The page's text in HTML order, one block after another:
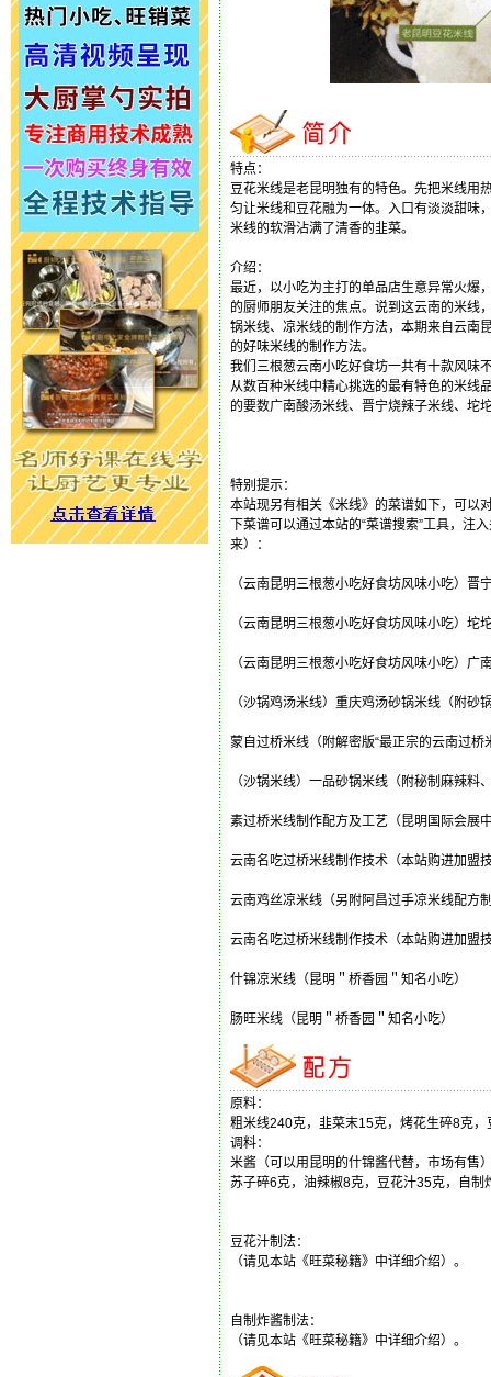
特点：
豆花米线是老昆明独有的特色。先把米线用
匀让米线和豆花融为一体。入口有淡淡甜味
米线的软滑沾满了清香的韭菜。
介绍：
最近，以小吃为主打的单品店生意异常火爆
的厨师朋友关注的焦点。说到这云南的米线
锅米线、凉米线的制作方法，本期来自云南
的好味米线的制作方法。
我们三根葱云南小吃好食坊一共有十款风味
从数百种米线中精心挑选的最有特色的米线
的要数广南酸汤米线、晋宁烧辣子米线、坨
特别提示：
本站现另有相关《米线》的菜谱如下，可以
下菜谱可以通过本站的“菜谱搜索”工具，注
来）：
（云南昆明三根葱小吃好食坊风味小吃）
（云南昆明三根葱小吃好食坊风味小吃）坨
（云南昆明三根葱小吃好食坊风味小吃）
（沙锅鸡汤米线）重庆鸡汤砂锅米线（附
蒙自过桥米线（附解密版“最正宗的云南过
（沙锅米线）一品砂锅米线（附秘制麻辣料
素过桥米线制作配方及工艺（昆明国际会展
云南名吃过桥米线制作技术（本站购进加盟
云南鸡丝凉米线（另附阿昌过手凉米线配方
云南名吃过桥米线制作技术（本站购进加盟
什锦凉米线（昆明＂桥香园＂知名小吃）
肠旺米线（昆明＂桥香园＂知名小吃）
原料：
粗米线240克，韭菜末15克，烤花生碎8克，
调料：
米酱（可以用昆明的什锦酱代替，市场有售
苏子碎6克，油辣椒8克，豆花汁35克，自制
豆花汁制法：
（请见本站《旺菜秘籍》中详细介绍）。
自制炸酱制法：
（请见本站《旺菜秘籍》中详细介绍）。